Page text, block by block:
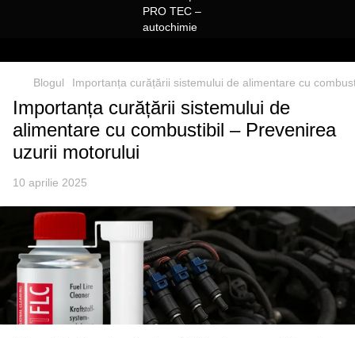
Blogul Importanța curățării sistemului de alimentare cu
Importanța curățării sistemului de
alimentare cu combustibil – Prevenirea
uzurii motorului
10 aprilie 2025